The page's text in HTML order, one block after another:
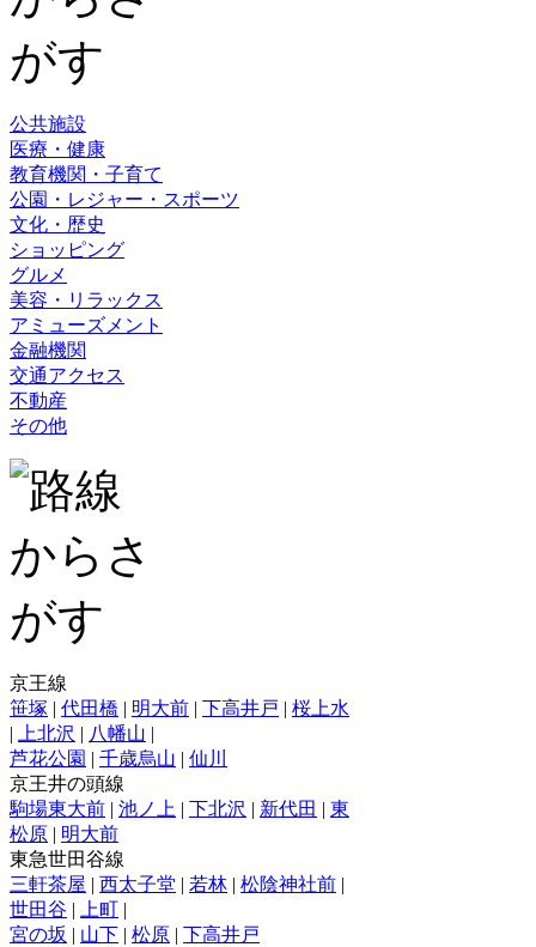
公共施設
医療・健康
教育機関・子育て
公園・レジャー・スポーツ
文化・歴史
ショッピング
グルメ
美容・リラックス
アミューズメント
金融機関
交通アクセス
不動産
その他
京王線
笹塚 | 代田橋 | 明大前 | 下高井戸 | 桜上水
|
上北沢 | 八幡山 |
芦花公園 | 千歳烏山 | 仙川
京王井の頭線
駒場東大前 | 池ノ上 | 下北沢 | 新代田 | 東
松原 | 明大前
東急世田谷線
三軒茶屋 | 西太子堂 | 若林 | 松陰神社前 |
世田谷 | 上町 |
宮の坂 | 山下 | 松原 | 下高井戸